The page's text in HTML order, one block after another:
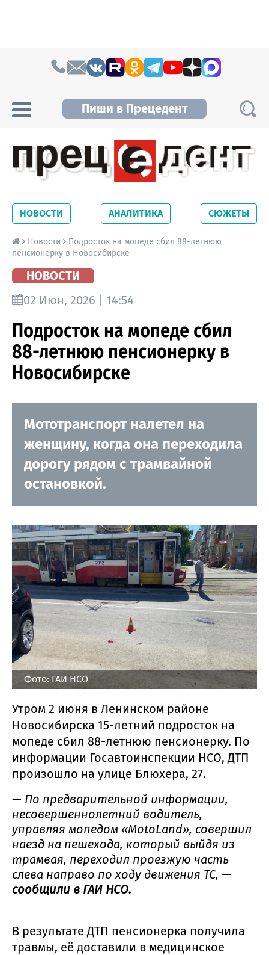
Пиши в Прецедент
Новосибирской области. Читайте свежие
новости на сайте сетевого издания
Precedent.
НОВОСТИ АНАЛИТИКА СЮЖЕТЫ
Новости
Подросток на мопеде сбил 88-летнюю
пенсионерку в Новосибирске
НОВОСТИ
02 Июн, 2026 | 14:54
Подросток на мопеде сбил
88-летнюю пенсионерку в
Новосибирске
Мототранспорт налетел на
женщину, когда она переходила
дорогу рядом с трамвайной
остановкой.
Фото: ГАИ НСО
Утром 2 июня в Ленинском районе
Новосибирска 15-летний подросток на
мопеде сбил 88-летнюю пенсионерку. По
информации Госавтоинспекции НСО, ДТП
произошло на улице Блюхера, 27.
— По предварительной информации,
несовершеннолетний водитель,
управляя мопедом «MotoLand», совершил
наезд на пешехода, который выйдя из
трамвая, переходил проезжую часть
слева направо по ходу движения ТС, —
сообщили в ГАИ НСО.
В результате ДТП пенсионерка получила
травмы, её доставили в медицинское